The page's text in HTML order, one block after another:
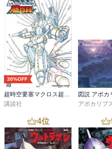
30%OFF
超時空要塞マクロス超百科
講談社
4位